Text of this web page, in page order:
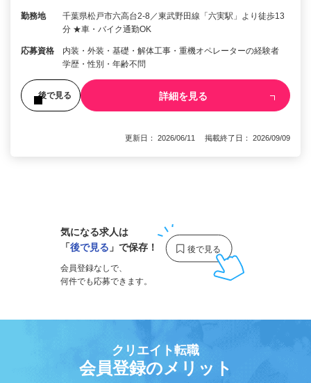
勤務地
千葉県松戸市六高台2-8／東武野田線「六実駅」より徒歩13
分 ★車・バイク通勤OK
応募資格
内装・外装・基礎・解体工事・重機オペレーターの経験者
学歴・性別・年齢不問
後で見る 詳細を見る
更新日： 2026/06/11 掲載終了日： 2026/09/09
気になる求人は
「後で見る 」で保存！
会員登録なしで、
何件でも応募できます。
クリエイト転職
会員登録のメリット